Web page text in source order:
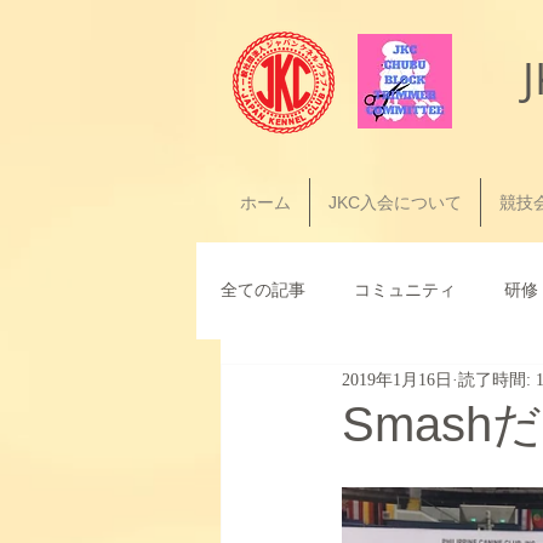
ホーム JKC入会について 競技
全ての記事 コミュニティ 研修
Smash
2019年1月16日 読了時間: